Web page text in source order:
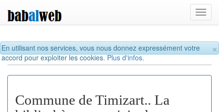
×
En utilisant nos services, vous nous donnez expressément votre
accord pour exploiter les cookies.Plus d'infos.
Commune de Timizart.. La